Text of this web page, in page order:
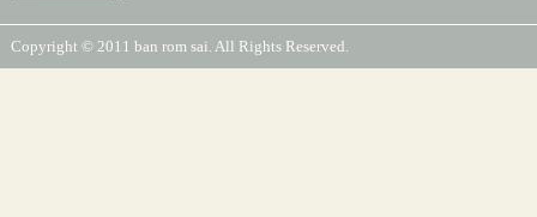
Copyright © 2011 ban rom sai. All Rights Reserved.